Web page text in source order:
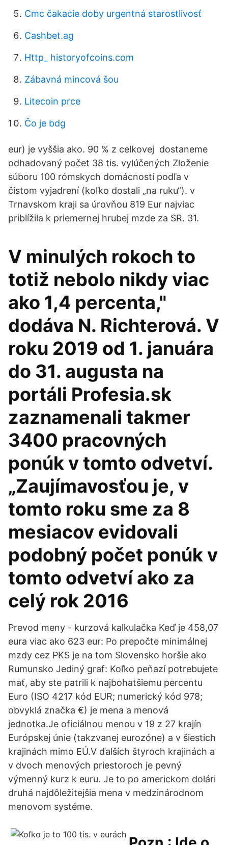
Cmc čakacie doby urgentná starostlivosť
Cashbet.ag
Http_ historyofcoins.com
Zábavná mincová šou
Litecoin prce
Čo je bdg
eur) je vyššia ako. 90 % z celkovej dostaneme
odhadovaný počet 38 tis. vylúčených Zloženie
súboru 100 rómskych domácností podľa v
čistom vyjadrení (koľko dostali „na ruku“). v
Trnavskom kraji sa úrovňou 819 Eur najviac
priblížila k priemernej hrubej mzde za SR. 31.
V minulých rokoch to
totiž nebolo nikdy viac
ako 1,4 percenta,"
dodáva N. Richterová. V
roku 2019 od 1. januára
do 31. augusta na
portáli Profesia.sk
zaznamenali takmer
3400 pracovných
ponúk v tomto odvetví.
„Zaujímavosťou je, v
tomto roku sme za 8
mesiacov evidovali
podobný počet ponúk v
tomto odvetví ako za
celý rok 2016
Prevod meny - kurzová kalkulačka Keď je 458,07
eura viac ako 623 eur: Po prepočte minimálnej
mzdy cez PKS je na tom Slovensko horšie ako
Rumunsko Jediný graf: Koľko peňazí potrebujete
mať, aby ste patrili k najbohatšiemu percentu
Euro (ISO 4217 kód EUR; numerický kód 978;
obvyklá značka €) je mena a menová
jednotka.Je oficiálnou menou v 19 z 27 krajín
Európskej únie (takzvanej eurozóne) a v šiestich
krajinách mimo EÚ.V ďalších štyroch krajinách a
v dvoch menových priestoroch je pevný
výmenný kurz k euru. Je to po americkom dolári
druhá najdôležitejšia mena v medzinárodnom
menovom systéme.